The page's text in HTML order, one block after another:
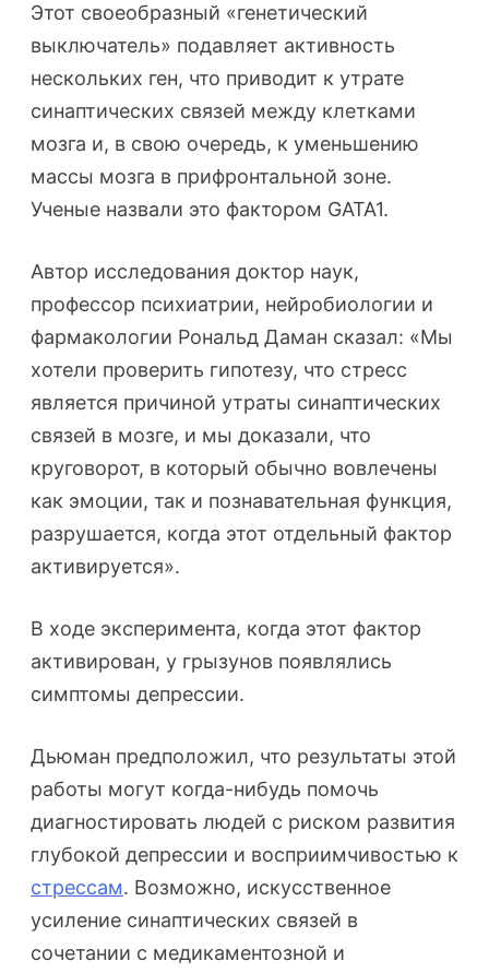
Этот своеобразный «генетический
выключатель» подавляет активность
нескольких ген, что приводит к утрате
синаптических связей между клетками
мозга и, в свою очередь, к уменьшению
массы мозга в прифронтальной зоне.
Ученые назвали это фактором GATA1.
Автор исследования доктор наук,
профессор психиатрии, нейробиологии и
фармакологии Рональд Даман сказал: «Мы
хотели проверить гипотезу, что стресс
является причиной утраты синаптических
связей в мозге, и мы доказали, что
круговорот, в который обычно вовлечены
как эмоции, так и познавательная функция,
разрушается, когда этот отдельный фактор
активируется».
В ходе эксперимента, когда этот фактор
активирован, у грызунов появлялись
симптомы депрессии.
Дьюман предположил, что результаты этой
работы могут когда-нибудь помочь
диагностировать людей с риском развития
глубокой депрессии и восприимчивостью к
стрессам. Возможно, искусственное
усиление синаптических связей в
сочетании с медикаментозной и